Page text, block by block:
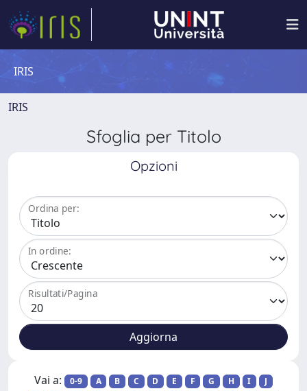
IRIS
IRIS
Sfoglia per Titolo
Opzioni
Ordina per:
In ordine:
Risultati/Pagina
Vai a: 0-9 A B C D E F G H I
J